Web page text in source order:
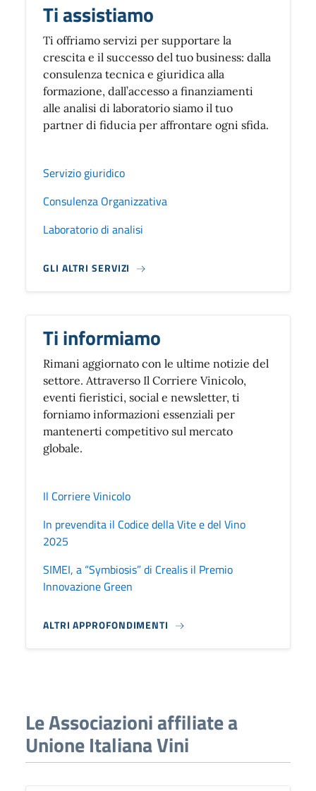
Ti assistiamo
Ti offriamo servizi per supportare la
crescita e il successo del tuo business: dalla
consulenza tecnica e giuridica alla
formazione, dall’accesso a finanziamenti
alle analisi di laboratorio siamo il tuo
partner di fiducia per affrontare ogni sfida.
Servizio giuridico
Consulenza Organizzativa
Laboratorio di analisi
GLI ALTRI SERVIZI
Ti informiamo
Rimani aggiornato con le ultime notizie del
settore. Attraverso Il Corriere Vinicolo,
eventi fieristici, social e newsletter, ti
forniamo informazioni essenziali per
mantenerti competitivo sul mercato
globale.
Il Corriere Vinicolo
In prevendita il Codice della Vite e del Vino
2025
SIMEI, a “Symbiosis” di Crealis il Premio
Innovazione Green
ALTRI APPROFONDIMENTI
Le Associazioni affiliate a
Unione Italiana Vini